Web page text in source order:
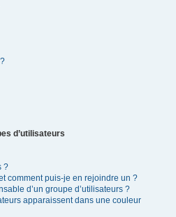
d’utilisateurs
?
comment puis-je en rejoindre un ?
d’un groupe d’utilisateurs ?
apparaissent dans une couleur